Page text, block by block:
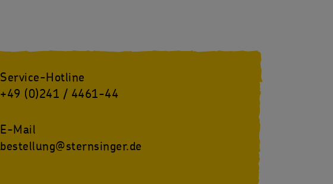
Service-Hotline
+49 (0)241 / 4461-44
E-Mail
bestellung@sternsinger.de